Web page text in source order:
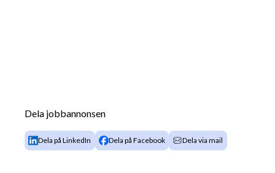
Dela jobbannonsen
Dela på LinkedIn Dela på Facebook Dela via mail